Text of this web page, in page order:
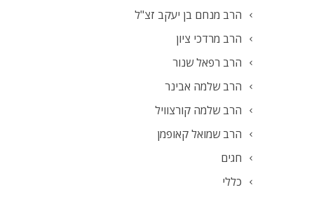
הרב מנחם בן יעקב זצ"ל
הרב מרדכי ציון
הרב רפאל שנור
הרב שלמה אבינר
הרב שלמה קורצוויל
הרב שמואל קאופמן
חגים
כללי